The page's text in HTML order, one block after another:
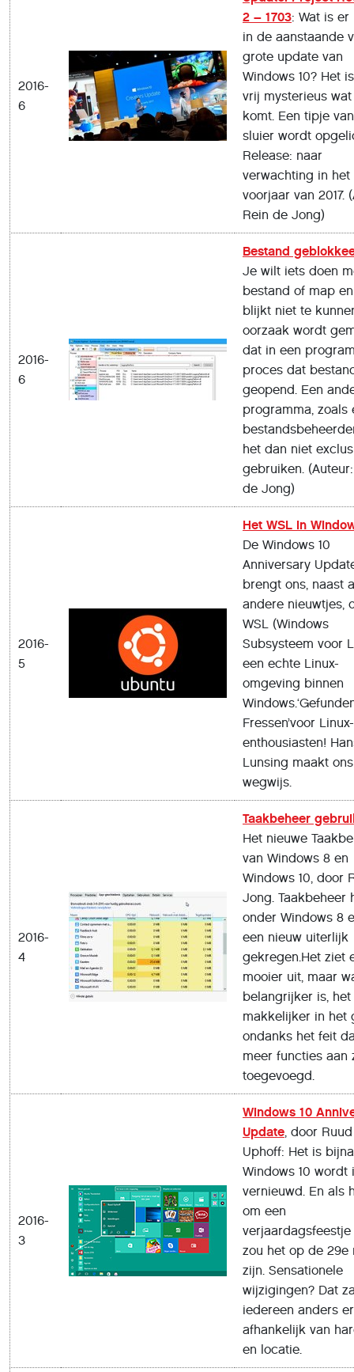
2016-
6
2 – 1703: Wat is er
in de aanstaande
grote update van
Windows 10? Het
vrij mysterieus
komt. Een tipje
sluier wordt
Release: naar
verwachting in het
voorjaar van 2017.
Rein de Jong)
2016-
6
Bestand
Je wilt iets doen
bestand of map
blijkt niet te
oorzaak wordt
dat in een
proces dat
geopend. Een
programma, zoals
het dan niet
gebruiken.
de Jong)
2016-
5
Het WSL in
De Windows 10
Anniversary
brengt ons, naast
andere nieuwtjes,
WSL (Windows
Subsysteem voor
een echte Linux-
omgeving binnen
Fressen’voor Linux-
enthousiasten!
Lunsing maakt ons
wegwijs.
2016-
4
Taakbeheer
Het nieuwe
van Windows 8 en
Windows 10, door
Jong. Taakbeheer
onder Windows 8
een nieuw uiterlijk
gekregen.Het ziet
mooier uit, maar
belangrijker is, het
makkelijker in het
ondanks het feit
meer functies aan
toegevoegd.
2016-
3
Windows 10
Update, door Ruud
Uphoff: Het is
Windows 10 wordt
vernieuwd. En als
om een
verjaardagsfeestje
zou het op de 29e
zijn. Sensationele
wijzigingen? Dat
iedereen anders
afhankelijk van
en locatie.